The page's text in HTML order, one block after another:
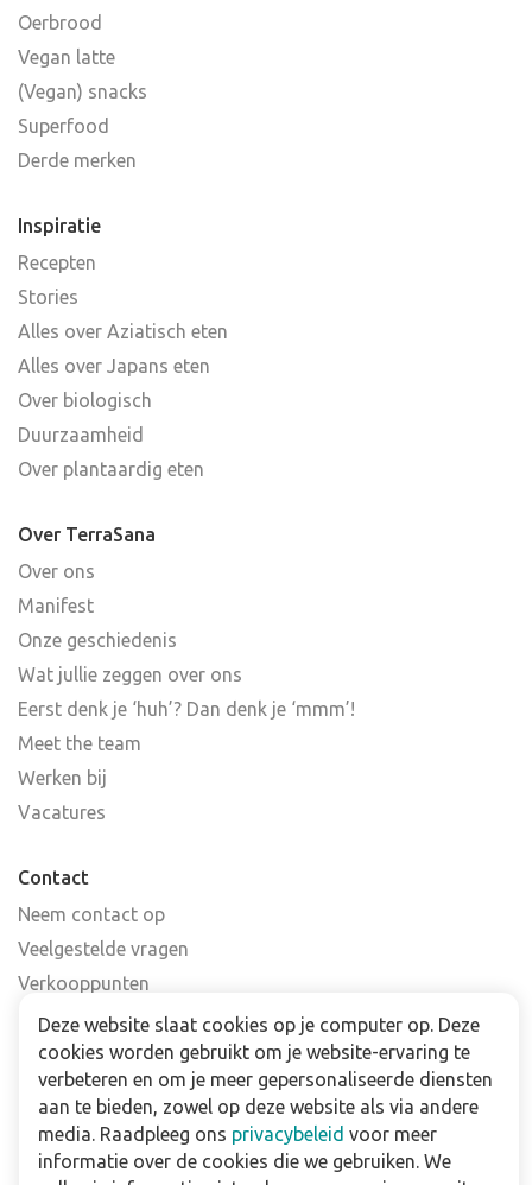
Oerbrood
Vegan latte
(Vegan) snacks
Superfood
Derde merken
Inspiratie
Recepten
Stories
Alles over Aziatisch eten
Alles over Japans eten
Over biologisch
Duurzaamheid
Over plantaardig eten
Over TerraSana
Over ons
Manifest
Onze geschiedenis
Wat jullie zeggen over ons
Eerst denk je ‘huh’? Dan denk je ‘mmm’!
Meet the team
Werken bij
Vacatures
Contact
Neem contact op
Veelgestelde vragen
Verkooppunten
Nieuwsbrief
Zakelijk
Downloads
Privacy policy
Deze website slaat cookies op je computer op. Deze
cookies worden gebruikt om je website-ervaring te
verbeteren en om je meer gepersonaliseerde diensten
aan te bieden, zowel op deze website als via andere
media. Raadpleeg ons privacybeleid voor meer
informatie over de cookies die we gebruiken. We